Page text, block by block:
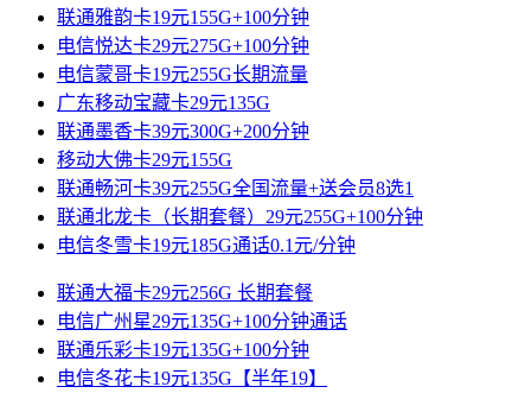
联通雅韵卡19元155G+100分钟
电信悦达卡29元275G+100分钟
电信蒙哥卡19元255G长期流量
广东移动宝藏卡29元135G
联通墨香卡39元300G+200分钟
移动大佛卡29元155G
联通畅河卡39元255G全国流量+送会员8选1
联通北龙卡（长期套餐）29元255G+100分钟
电信冬雪卡19元185G通话0.1元/分钟
联通大福卡29元256G 长期套餐
电信广州星29元135G+100分钟通话
联通乐彩卡19元135G+100分钟
电信冬花卡19元135G【半年19】